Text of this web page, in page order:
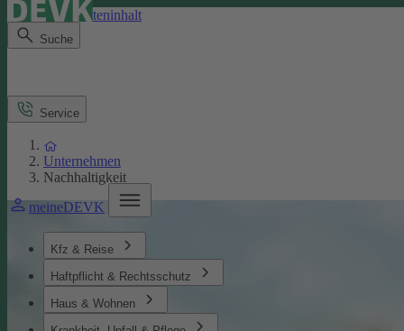
Direkt zum Seiteninhalt
Suche
meineDEVK
Kfz & Reise
Haftpflicht & Rechtsschutz
Haus & Wohnen
Service
Unternehmen
Nachhaltigkeit